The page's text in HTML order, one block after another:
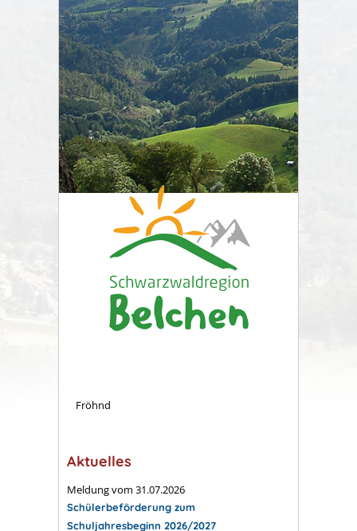
Fröhnd
Aktuelles
Meldung vom 31.07.2026
Schülerbeförderung zum
Schuljahresbeginn 2026/2027